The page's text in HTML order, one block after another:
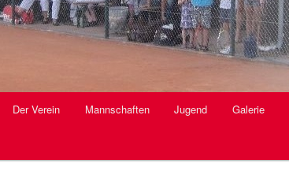
Der Verein Mannschaften Jugend Galerie